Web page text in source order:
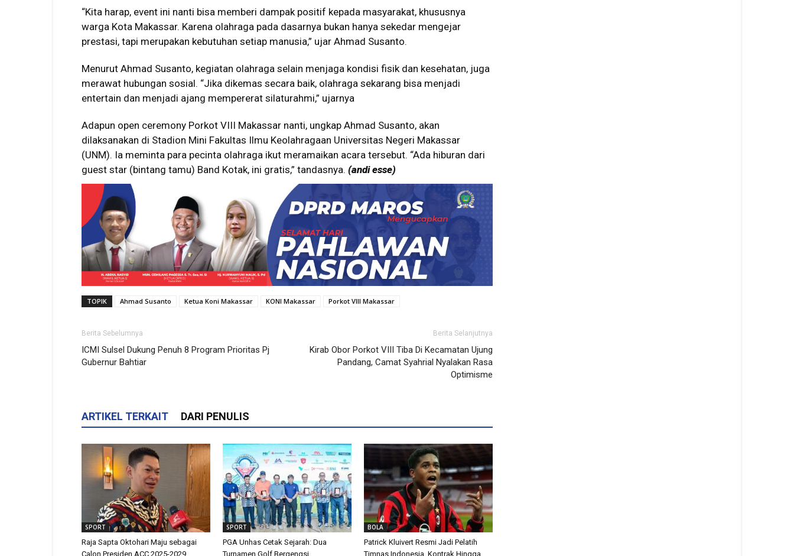
“Kita harap, event ini nanti bisa memberi dampak positif kepada masyarakat, khususnya
warga Kota Makassar. Karena olahraga pada dasarnya bukan hanya sekedar mengejar
prestasi, tapi merupakan kebutuhan setiap manusia,” ujar Ahmad Susanto.
Menurut Ahmad Susanto, kegiatan olahraga selain menjaga kondisi fisik dan kesehatan, juga
merawat hubungan sosial. “Jika dikemas secara baik, olahraga sekarang bisa menjadi
entertain dan menjadi ajang mempererat silaturahmi,” ujarnya
Adapun open ceremony Porkot VIII Makassar nanti, ungkap Ahmad Susanto, akan
dilaksanakan di Stadion Mini Fakultas Ilmu Keolahragaan Universitas Negeri Makassar
(UNM). Ia meminta para pecinta olahraga ikut meramaikan acara tersebut. “Ada hiburan dari
guest star (bintang tamu) Band Kotak, ini gratis,” tandasnya. (andi esse)
TOPIK Ahmad Susanto Ketua Koni Makassar KONI Makassar Porkot VIII Makassar
Berita Sebelumnya
ICMI Sulsel Dukung Penuh 8 Program Prioritas Pj
Gubernur Bahtiar
Berita Selanjutnya
Kirab Obor Porkot VIII Tiba Di Kecamatan Ujung
Pandang, Camat Syahrial Nyalakan Rasa
Optimisme
ARTIKEL TERKAIT DARI PENULIS
SPORT
Raja Sapta Oktohari Maju sebagai
Calon Presiden ACC 2025-2029,
SPORT
PGA Unhas Cetak Sejarah: Dua
Turnamen Golf Bergengsi
BOLA
Patrick Kluivert Resmi Jadi Pelatih
Timnas Indonesia, Kontrak Hingga